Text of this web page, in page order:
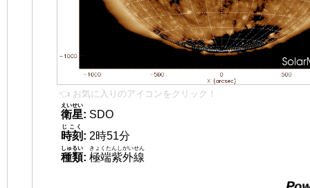
👈 お気に入りのアイコンをクリック！
衛星
えいせい
: SDO
時刻
じこく
: 2時51分
種類
しゅるい
: 極端紫外線
きょくたんしがいせん